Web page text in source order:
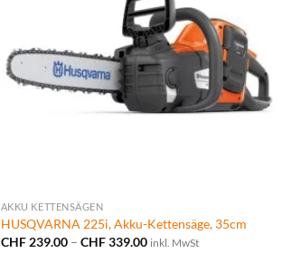
AKKU KETTENSÄGEN
HUSQVARNA 225i, Akku-Kettensäge, 35cm
CHF239.00 – CHF339.00Preisspanne:
inkl. MwSt